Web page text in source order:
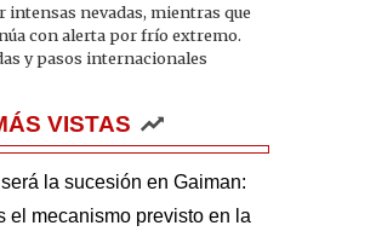
intensas nevadas, mientras que
con alerta por frío extremo.
y pasos internacionales
VISTAS
la sucesión en Gaiman:
el mecanismo previsto en la